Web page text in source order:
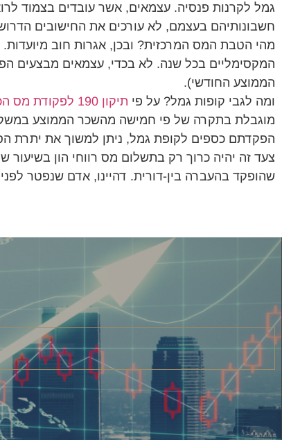
גמל לקרנות פנסיה. עצמאים, אשר עובדים בצמוד
חשבונותיהם בעצמם, לא עורכים את החישובים
מהי הטבת המס המרכזית? ובכן, אגרות חוב
המקסימליים בכל שנה. לא בכדי, עצמאים מבצעים
הממוצע החודשי).
ומה לגבי קופות גמל? על פי תיקון 190 לפקודת מס הכנסה
מוגבלת בתקרה של פי חמישה מהשכר הממוצע במשק.
הפקדתם כספים לקופת גמל, ניתן למשוך את יתרת
שהופקד בהעברה בין-דורית. דהיינו, אדם שנפטר לפני גיל 75 יכול לקבוע שכספו בקופת הגמל יעבור לא רק לילדיו אלא